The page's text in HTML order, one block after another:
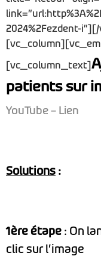
2024%2Fezdent-
[vc_column_text]
patients sur
YouTube – Lien
Solutions :
1ère étape : On
clic sur l’image